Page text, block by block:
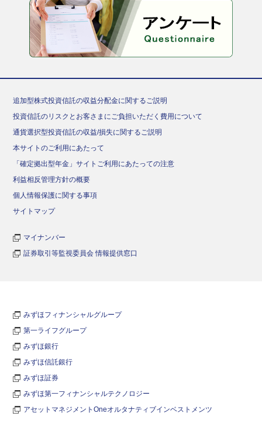
追加型株式投資信託の収益分配金に関するご説明
投資信託のリスクとお客さまにご負担いただく費用について
通貨選択型投資信託の収益/損失に関するご説明
本サイトのご利用にあたって
「確定拠出型年金」サイトご利用にあたっての注意
利益相反管理方針の概要
個人情報保護に関する事項
サイトマップ
マイナンバー
証券取引等監視委員会 情報提供窓口
みずほフィナンシャルグループ
第一ライフグループ
みずほ銀行
みずほ信託銀行
みずほ証券
みずほ第一フィナンシャルテクノロジー
アセットマネジメントOneオルタナティブインベストメンツ